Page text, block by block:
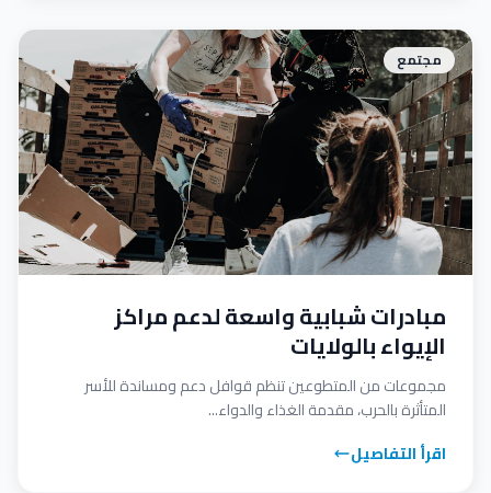
مجتمع
مبادرات شبابية واسعة لدعم مراكز
الإيواء بالولايات
مجموعات من المتطوعين تنظم قوافل دعم ومساندة للأسر
المتأثرة بالحرب، مقدمة الغذاء والدواء...
اقرأ التفاصيل